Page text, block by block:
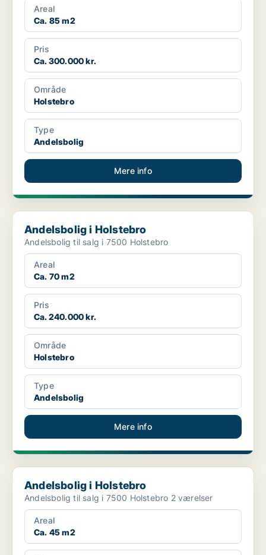
Areal
Ca. 85 m2
Pris
Ca. 300.000 kr.
Område
Holstebro
Type
Andelsbolig
Mere info
Andelsbolig i Holstebro
Andelsbolig i Holstebro
Andelsbolig til salg i 7500 Holstebro
Areal
Ca. 70 m2
Pris
Ca. 240.000 kr.
Område
Holstebro
Type
Andelsbolig
Mere info
Andelsbolig i Holstebro
Andelsbolig i Holstebro
Andelsbolig til salg i 7500 Holstebro 2 værelser
Areal
Ca. 45 m2